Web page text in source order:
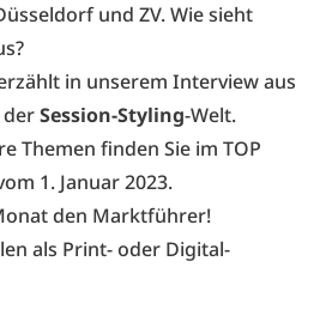
und ZV. Wie sieht
in unserem Interview aus
Session-Styling-Welt.
Themen finden Sie im TOP
1. Januar 2023.
den Marktführer!
als Print- oder Digital-